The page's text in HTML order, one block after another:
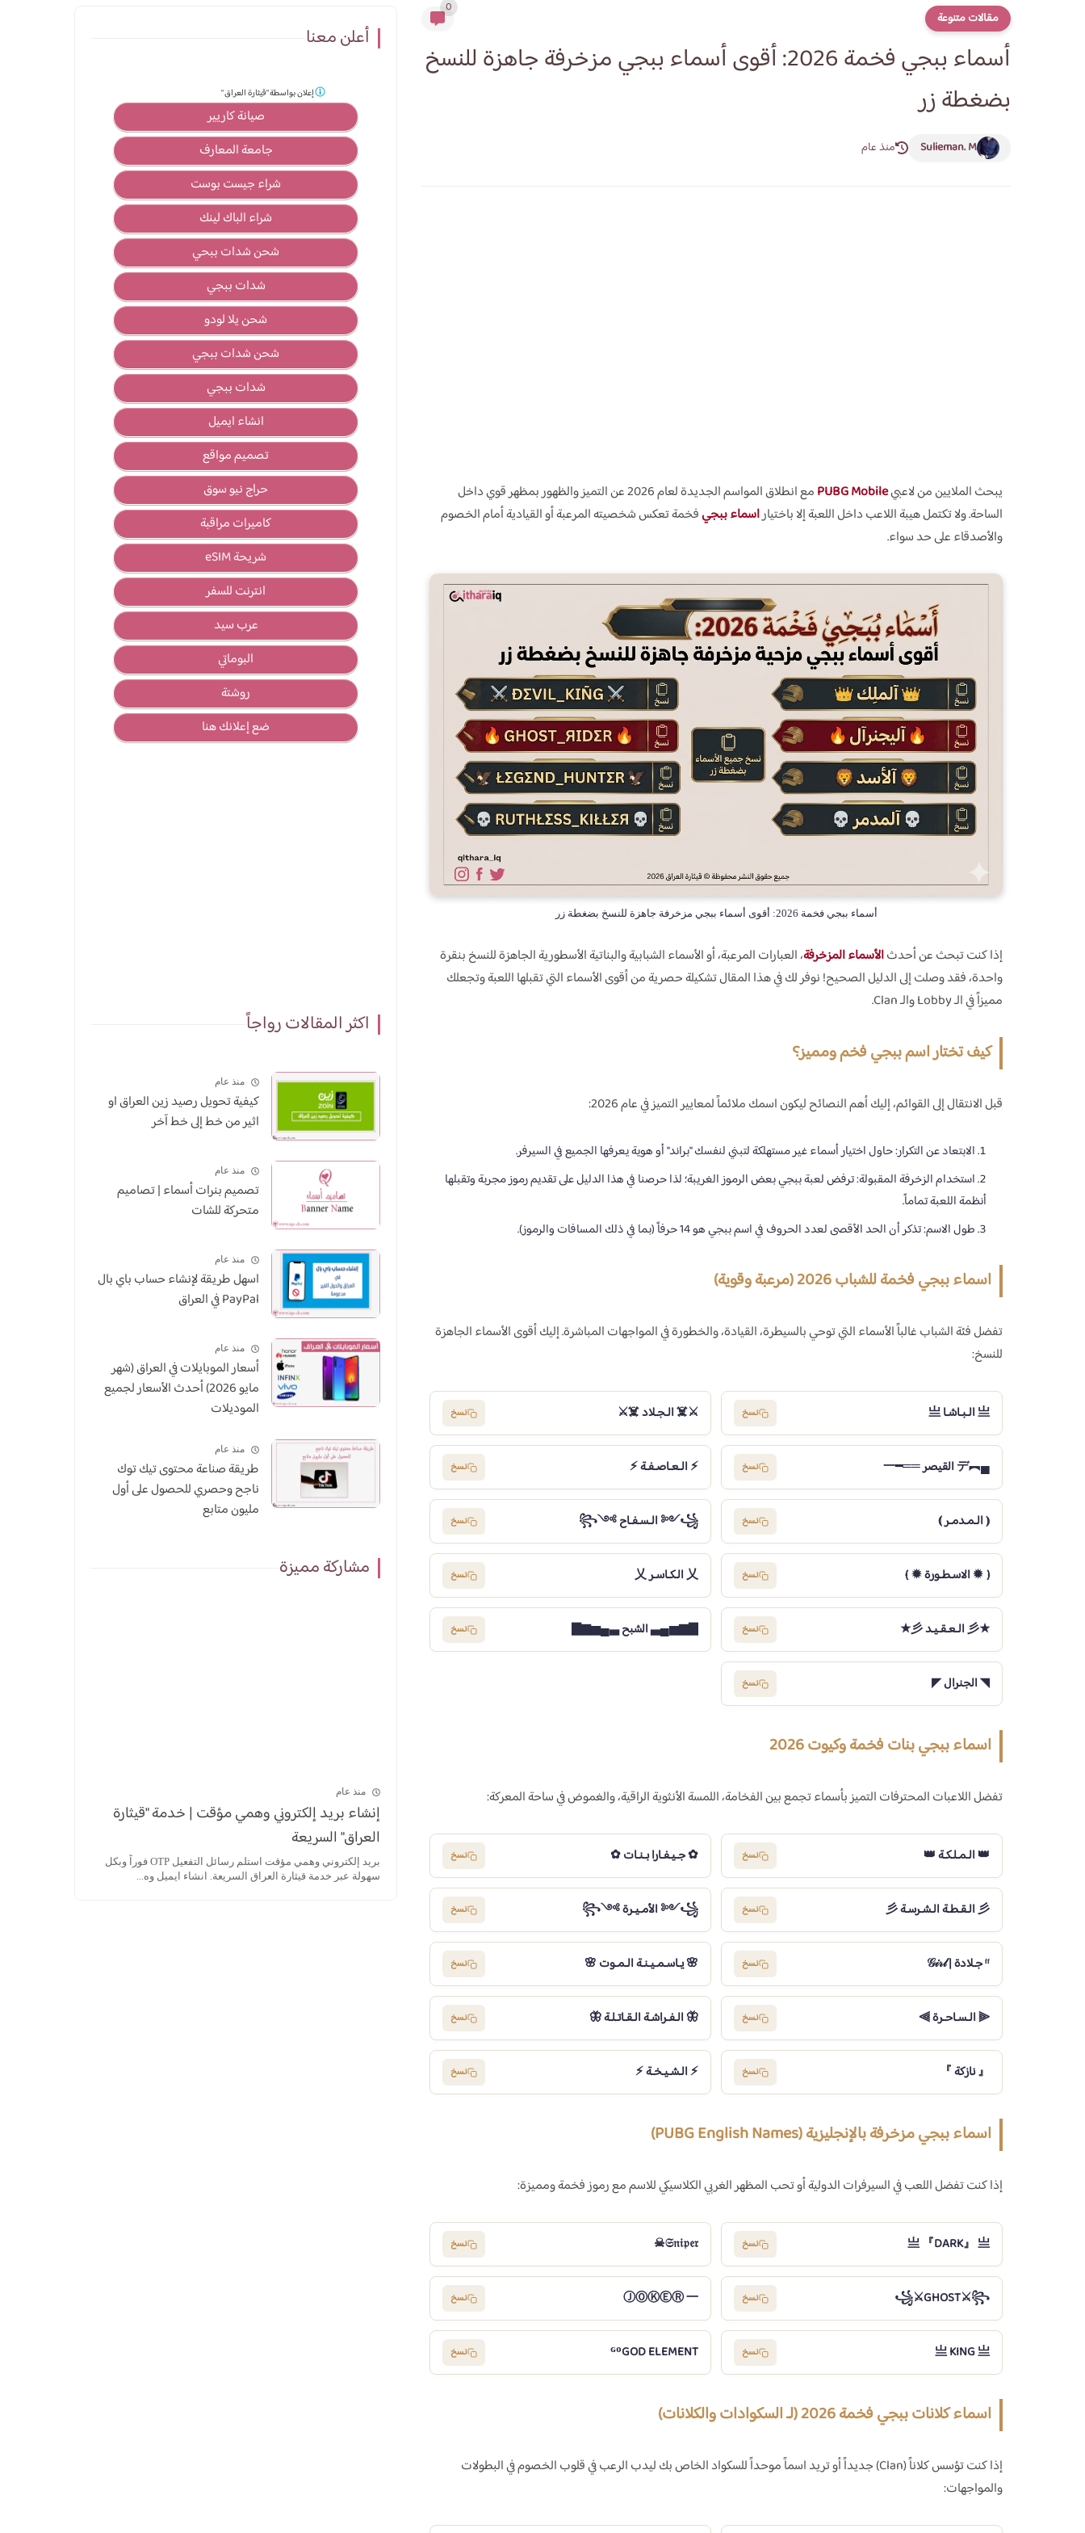
مقالات متنوعة
0
أسماء ببجي فخمة 2026: أقوى أسماء ببجي مزخرفة جاهزة للنسخ
بضغطة زر
Sulieman. M منذ عام
يبحث الملايين من لاعبيPUBG Mobile
مع انطلاق المواسم الجديدة لعام 2026 عن التميز والظهور بمظهر قوي داخل
الساحة. ولا تكتمل هيبة اللاعب داخل اللعبة إلا باختياراسماء ببجيفخمةتعكس شخصيته المرعبة أو القيادية أمام الخصوم
والأصدقاء على حد سواء.
أسماء ببجي فخمة 2026: أقوى أسماء ببجي مزخرفة جاهزة للنسخ بضغطة زر
إذا كنت تبحث عن أحدثالأسماء المزخرفة، العبارات المرعبة، أو الأسماء الشبابية والبناتية الأسطورية الجاهزة للنسخ بنقرة
واحدة، فقد وصلت إلى الدليل الصحيح! نوفر لك في هذا المقال تشكيلة حصرية من أقوى الأسماء التي تقبلها اللعبة وتجعلك
مميزاً في الـ Lobby والـ Clan.
كيف تختار اسم ببجي فخم ومميز؟
قبل الانتقال إلى القوائم، إليك أهم النصائح ليكون اسمك ملائماً لمعايير التميز في عام 2026:
الابتعاد عن التكرار:حاول اختيار أسماء غير مستهلكة لتبني لنفسك "براند" أو هوية يعرفها الجميع في السيرفر.
استخدام الزخرفة المقبولة:ترفض لعبة ببجي بعض الرموز الغريبة؛ لذا حرصنا في هذا الدليل على تقديم رموز مجربة وتقبلها
أنظمة اللعبة تماماً.
طول الاسم:تذكر أن الحد الأقصى لعدد الحروف في اسم ببجي هو 14 حرفاً (بما في ذلك المسافات والرموز).
اسماء ببجي فخمة للشباب 2026 (مرعبة وقوية)
تفضل فئة الشباب غالباً الأسماء التي توحي بالسيطرة، القيادة، والخطورة في المواجهات المباشرة. إليك أقوى الأسماء الجاهزة
للنسخ:
亗 الـبـاشـا 亗 نسخ ⚔️☠️ الـجـلاد ☠️⚔️ نسخ
▄︻デ القيصر ══━一 نسخ ⚡️ الـعـاصـفـة ⚡️ نسخ
⦅ الـمـدمـر ⦆ نسخ ꧁༺ الـسـفـاح ༻꧂ نسخ
﴿ ✹ الاسـطـورة ✹ ﴾ نسخ 乂 الـكـاسـر 乂 نسخ
★彡 الـعـقـيـد 彡★ نسخ ▇▆▅▄▃ الشبح ▃▄▅▆▇ نسخ
◥ الجنرال ◤ نسخ
اسماء ببجي بنات فخمة وكيوت 2026
تفضل اللاعبات المحترفات التميز بأسماء تجمع بين الفخامة، اللمسة الأنثوية الراقية، والغموض في ساحة المعركة:
👑 الـمـلـكـة 👑 نسخ ✿ جـيـفـارا بـنـات ✿ نسخ
彡 الـقـطـة الـشـرسـة 彡 نسخ ꧁༺ الأمـيـرة ༻꧂ نسخ
ᶠᶠ جـلادة | 𝒢𝒾𝓇𝓁 نسخ 🌸 يـاسـمـيـنـة الـمـوت 🌸 نسخ
⫷ الـسـاحـرة ⫸ نسخ 🦋 الـفـراشـة الـقـاتـلـة 🦋 نسخ
『 نازكة 』 نسخ ⚡️ الـشـيـخـة ⚡️ نسخ
اسماء ببجي مزخرفة بالإنجليزية (PUBG English Names)
إذا كنت تفضل اللعب في السيرفرات الدولية أو تحب المظهر الغربي الكلاسيكي للاسم مع رموز فخمة ومميزة:
亗 『DARK』 亗 نسخ 𝔖𝔫𝔦𝔭𝔢𝔯☠︎︎ نسخ
꧁⚔️GHOST⚔️꧂ نسخ ⒿⓄⓀⒺⓇ 一 نسخ
亗 KING 亗 نسخ ᴳᴼGOD ELEMENT نسخ
اسماء كلانات ببجي فخمة 2026 (لـ السكوادات والكلانات)
إذا كنت تؤسس كلاناً (Clan) جديداً أو تريد اسماً موحداً للسكواد الخاص بك ليدب الرعب في قلوب الخصوم في البطولات
والمواجهات:
أعلن معنا
صيانة كاريير
جامعة المعارف
شراء جيست بوست
شراء الباك لينك
شحن شدات ببحي
شدات ببجي
شحن يلا لودو
شحن شدات ببجي
شدات ببجي
انشاء ايميل
تصميم مواقع
حراج نيو سوق
كاميرات مراقبة
شريحة eSIM
انترنت للسفر
عرب سيد
البوماتي
روشتة
ضع إعلانك هنا
إعلان بواسطة"قيثارة العراق "
اكثر المقالات رواجاً
منذ عام
كيفية تحويل رصيد زين العراق او
اثير من خط إلى خط آخر
منذ عام
تصميم بنرات أسماء | تصاميم
متحركة للشات
منذ عام
اسهل طريقة لإنشاء حساب باي بال
PayPal في العراق
منذ عام
أسعار الموبايلات في العراق (شهر
مايو 2026) أحدث الأسعار لجميع
الموديلات
منذ عام
طريقة صناعة محتوى تيك توك
ناجح وحصري للحصول على أول
مليون متابع
مشاركة مميزة
منذ عام
إنشاء بريد إلكتروني وهمي مؤقت | خدمة "قيثارة
العراق" السريعة
بريد إلكتروني وهمي مؤقت استلم رسائل التفعيل OTP فوراً وبكل
سهولة عبر خدمة قيثارة العراق السريعة. انشاء ايميل وه...